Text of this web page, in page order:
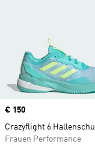
Price
€ 150
Crazyflight 6
Frauen Performance